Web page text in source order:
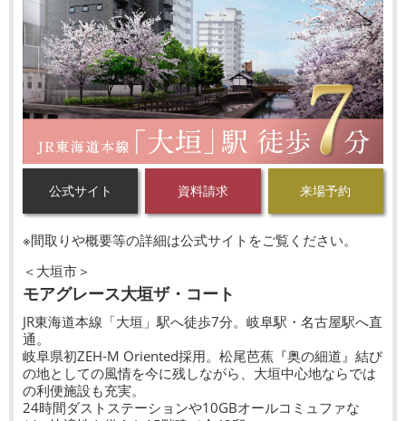
公式サイト 資料請求 来場予約
※間取りや概要等の詳細は公式サイトをご覧ください。
＜大垣市＞
モアグレース大垣ザ・コート
JR東海道本線「大垣」駅へ徒歩7分。岐阜駅・名古屋駅へ直
通。
岐阜県初ZEH-M Oriented採用。松尾芭蕉『奥の細道』結び
の地としての風情を今に残しながら、大垣中心地ならでは
の利便施設も充実。
24時間ダストステーションや10GBオールコミュファな